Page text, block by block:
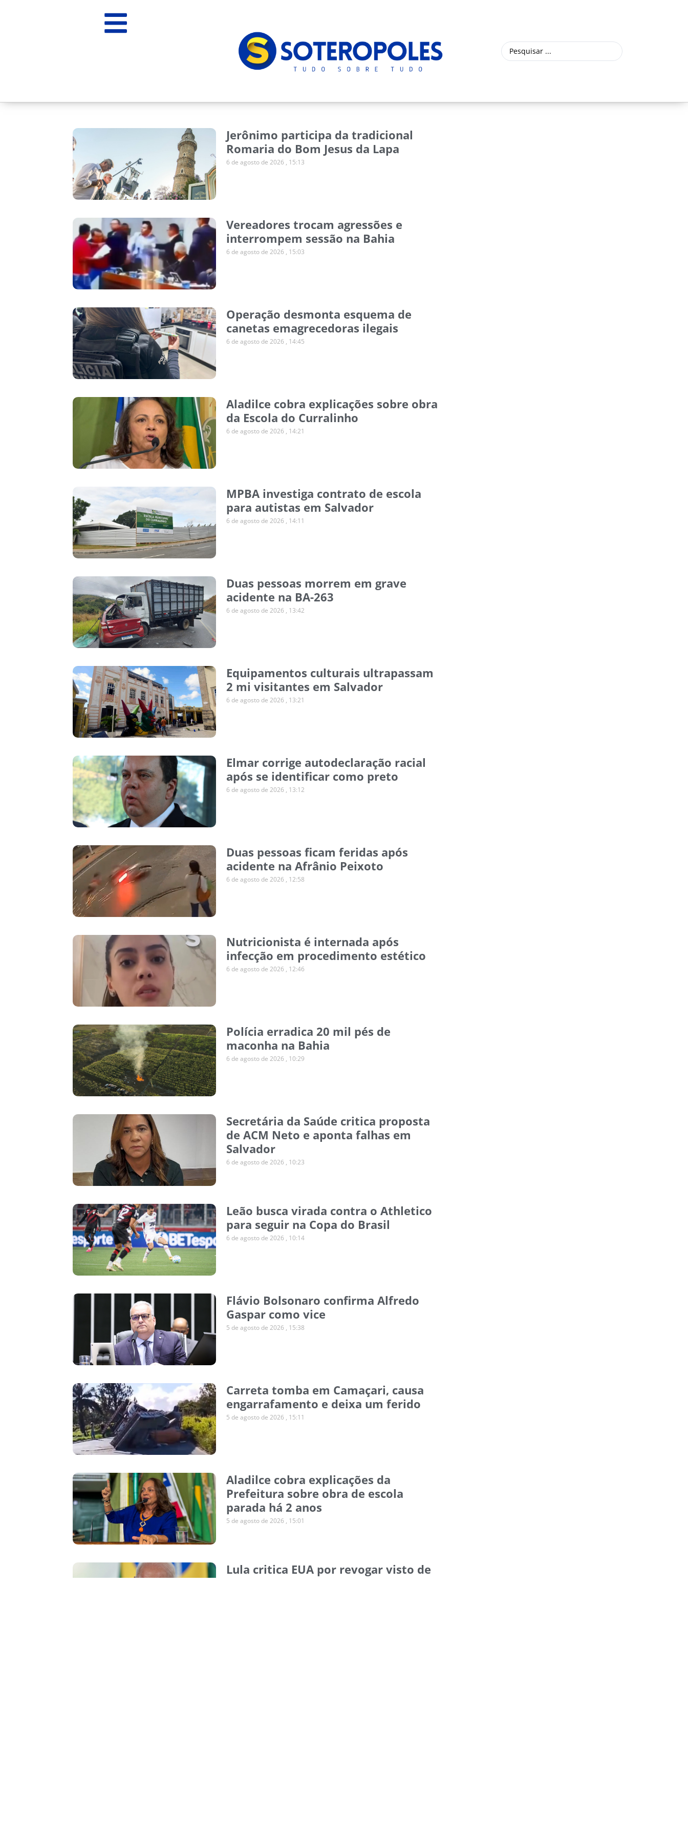
Jerônimo participa da tradicional
Romaria do Bom Jesus da Lapa
6 de agosto de 2026 15:13
Vereadores trocam agressões e
interrompem sessão na Bahia
6 de agosto de 2026 15:03
Operação desmonta esquema de
canetas emagrecedoras ilegais
6 de agosto de 2026 14:45
Aladilce cobra explicações sobre obra
da Escola do Curralinho
6 de agosto de 2026 14:21
MPBA investiga contrato de escola
para autistas em Salvador
6 de agosto de 2026 14:11
Duas pessoas morrem em grave
acidente na BA-263
6 de agosto de 2026 13:42
Equipamentos culturais ultrapassam
2 mi visitantes em Salvador
6 de agosto de 2026 13:21
Elmar corrige autodeclaração racial
após se identificar como preto
6 de agosto de 2026 13:12
Duas pessoas ficam feridas após
acidente na Afrânio Peixoto
6 de agosto de 2026 12:58
Nutricionista é internada após
infecção em procedimento estético
6 de agosto de 2026 12:46
Polícia erradica 20 mil pés de
maconha na Bahia
6 de agosto de 2026 10:29
Secretária da Saúde critica proposta
de ACM Neto e aponta falhas em
Salvador
6 de agosto de 2026 10:23
Leão busca virada contra o Athletico
para seguir na Copa do Brasil
6 de agosto de 2026 10:14
Flávio Bolsonaro confirma Alfredo
Gaspar como vice
5 de agosto de 2026 15:38
Carreta tomba em Camaçari, causa
engarrafamento e deixa um ferido
5 de agosto de 2026 15:11
Aladilce cobra explicações da
Prefeitura sobre obra de escola
parada há 2 anos
5 de agosto de 2026 15:01
Lula critica EUA por revogar visto de